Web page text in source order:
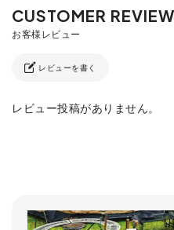
レビューを書く
レビュー投稿がありません。